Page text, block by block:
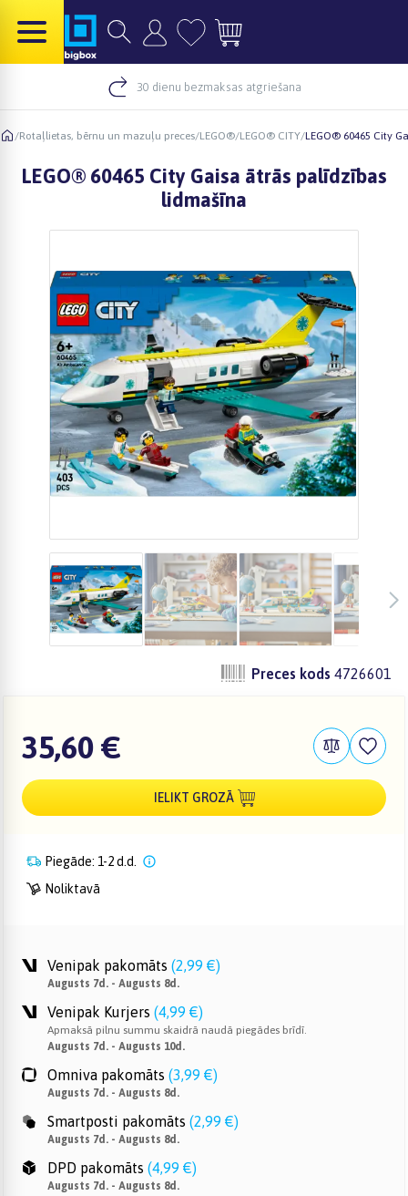
30 dienu bezmaksas atgriešana
/Rotaļlietas, bērnu un mazuļu preces/LEGO®/LEGO® CITY/LEGO® 60465 City
LEGO® 60465 City Gaisa ātrās palīdzības
lidmašīna
Preces kods 4726601
35,60 €
IELIKT GROZĀ
Piegāde: 1-2 d.d.
Noliktavā
Venipak pakomāts (2,99 €)
Augusts 7d. - Augusts 8d.
Venipak Kurjers (4,99 €)
Apmaksā pilnu summu skaidrā naudā piegādes brīdī.
Augusts 7d. - Augusts 10d.
Omniva pakomāts (3,99 €)
Augusts 7d. - Augusts 8d.
Smartposti pakomāts (2,99 €)
Augusts 7d. - Augusts 8d.
DPD pakomāts (4,99 €)
Augusts 7d. - Augusts 8d.